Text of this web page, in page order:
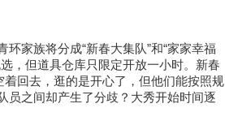
环家族将分成“新春大集队”和“家家幸福
，但道具仓库只 限定开放一小时。 新春
回去，逛的是开心了，但他们能按照规
员之间却产生了分歧？大秀开始时间逐